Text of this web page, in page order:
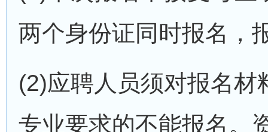
两个身份证同时报名，
(2)应聘人员须对报名
专业要求的不能报名。